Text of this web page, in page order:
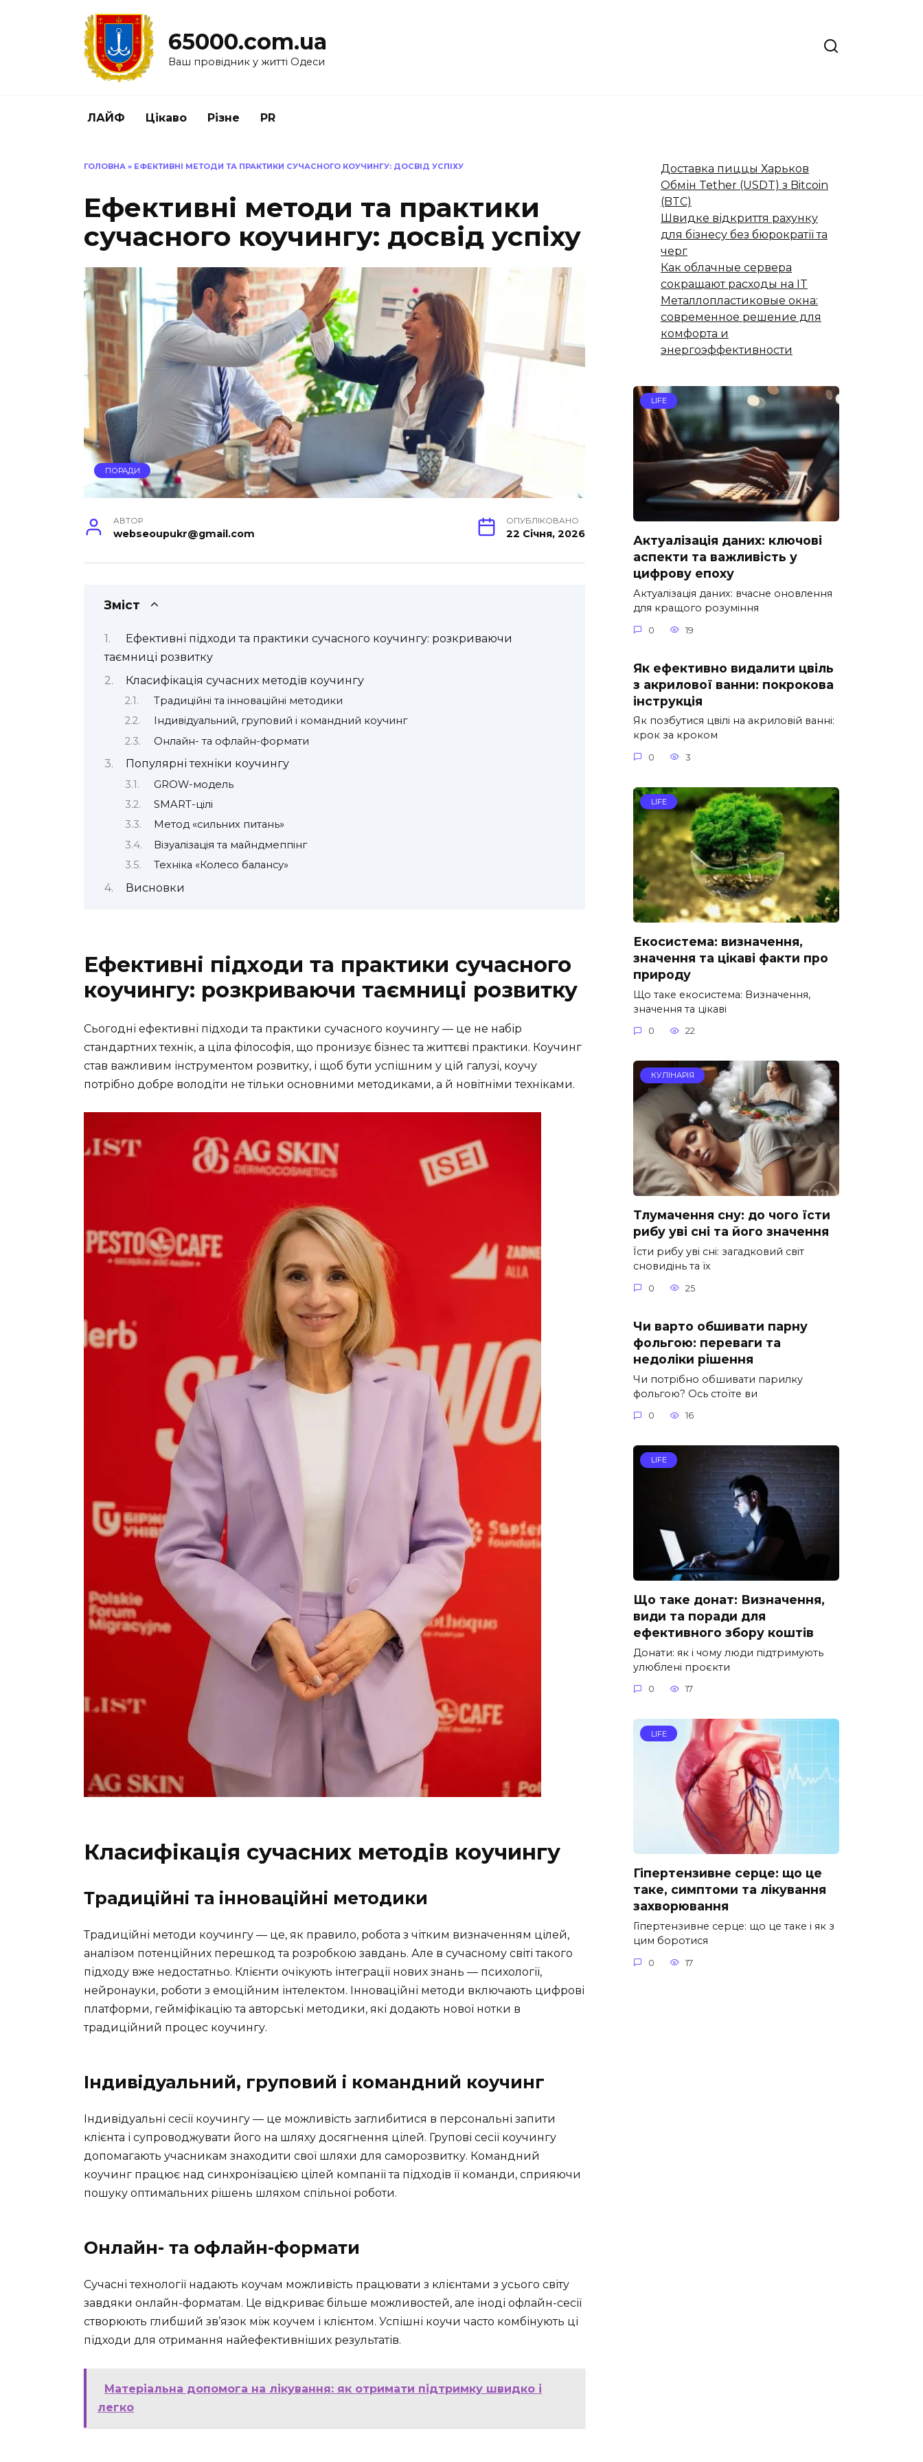
65000.com.ua
Ваш провідник у житті Одеси
ЛАЙФ Цікаво Різне PR
ГОЛОВНА » ЕФЕКТИВНІ МЕТОДИ ТА ПРАКТИКИ СУЧАСНОГО КОУЧИНГУ: ДОСВІД УСПІХУ
Ефективні методи та практики
сучасного коучингу: досвід успіху
ПОРАДИ
АВТОР
webseoupukr@gmail.com
ОПУБЛІКОВАНО
22 Січня, 2026
Зміст
Ефективні підходи та практики сучасного коучингу: розкриваючи
таємниці розвитку
Класифікація сучасних методів коучингу
Традиційні та інноваційні методики
Індивідуальний, груповий і командний коучинг
Онлайн- та офлайн-формати
Популярні техніки коучингу
GROW-модель
SMART-цілі
Метод «сильних питань»
Візуалізація та майндмеппінг
Техніка «Колесо балансу»
Висновки
Ефективні підходи та практики сучасного
коучингу: розкриваючи таємниці розвитку
Сьогодні ефективні підходи та практики сучасного коучингу — це не набір
стандартних технік, а ціла філософія, що пронизує бізнес та життєві практики. Коучинг
став важливим інструментом розвитку, і щоб бути успішним у цій галузі, коучу
потрібно добре володіти не тільки основними методиками, а й новітніми техніками.
Класифікація сучасних методів коучингу
Традиційні та інноваційні методики
Традиційні методи коучингу — це, як правило, робота з чітким визначенням цілей,
аналізом потенційних перешкод та розробкою завдань. Але в сучасному світі такого
підходу вже недостатньо. Клієнти очікують інтеграції нових знань — психології,
нейронауки, роботи з емоційним інтелектом. Інноваційні методи включають цифрові
платформи, гейміфікацію та авторські методики, які додають нової нотки в
традиційний процес коучингу.
Індивідуальний, груповий і командний коучинг
Індивідуальні сесії коучингу — це можливість заглибитися в персональні запити
клієнта і супроводжувати його на шляху досягнення цілей. Групові сесії коучингу
допомагають учасникам знаходити свої шляхи для саморозвитку. Командний
коучинг працює над синхронізацією цілей компанії та підходів її команди, сприяючи
пошуку оптимальних рішень шляхом спільної роботи.
Онлайн- та офлайн-формати
Сучасні технології надають коучам можливість працювати з клієнтами з усього світу
завдяки онлайн-форматам. Це відкриває більше можливостей, але іноді офлайн-сесії
створюють глибший зв’язок між коучем і клієнтом. Успішні коучи часто комбінують ці
підходи для отримання найефективніших результатів.
Матеріальна допомога на лікування: як отримати підтримку швидко і
легко
Доставка пиццы Харьков
Обмін Tether (USDT) з Bitcoin
(BTC)
Швидке відкриття рахунку
для бізнесу без бюрократії та
черг
Как облачные сервера
сокращают расходы на IT
Металлопластиковые окна:
современное решение для
комфорта и
энергоэффективности
LIFE
Актуалізація даних: ключові
аспекти та важливість у
цифрову епоху
Актуалізація даних: вчасне оновлення
для кращого розуміння
0 19
Як ефективно видалити цвіль
з акрилової ванни: покрокова
інструкція
Як позбутися цвілі на акриловій ванні:
крок за кроком
0 3
LIFE
Екосистема: визначення,
значення та цікаві факти про
природу
Що таке екосистема: Визначення,
значення та цікаві
0 22
КУЛІНАРІЯ
Тлумачення сну: до чого їсти
рибу уві сні та його значення
Їсти рибу уві сні: загадковий світ
сновидінь та їх
0 25
Чи варто обшивати парну
фольгою: переваги та
недоліки рішення
Чи потрібно обшивати парилку
фольгою? Ось стоїте ви
0 16
LIFE
Що таке донат: Визначення,
види та поради для
ефективного збору коштів
Донати: як і чому люди підтримують
улюблені проєкти
0 17
LIFE
Гіпертензивне серце: що це
таке, симптоми та лікування
захворювання
Гіпертензивне серце: що це таке і як з
цим боротися
0 17